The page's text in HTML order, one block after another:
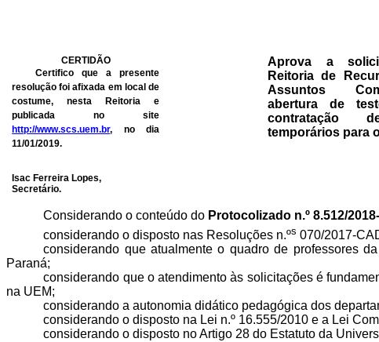
CERTIDÃO
Certifico que a presente
resolução foi afixada em local de
costume, nesta Reitoria e
publicada no site
http://www.scs.uem.br, no dia
11/01/2019.
Isac Ferreira Lopes,
Secretário.
Aprova a
Reitoria de
Assuntos
abertura de
contratação
temporários para
Considerando o conteúdo do Protocolizado n.º 8.512/
considerando o disposto nas Resoluções n.ºs 070/2017-
considerando que atualmente o quadro de professores
Paraná;
considerando que o atendimento às solicitações é
na UEM;
considerando a autonomia didático pedagógica dos
considerando o disposto na Lei n.º 16.555/2010 e a Lei
considerando o disposto no Artigo 28 do Estatuto da